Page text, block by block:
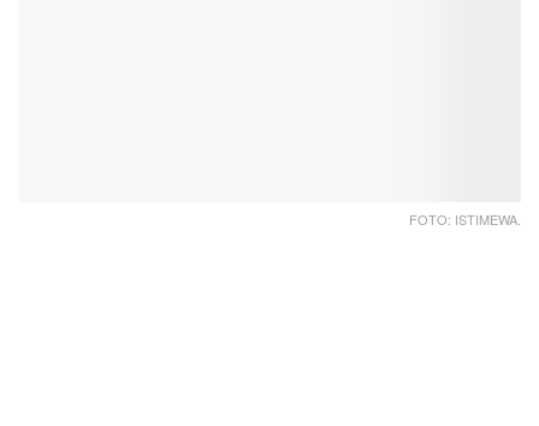
FOTO: ISTIMEWA.